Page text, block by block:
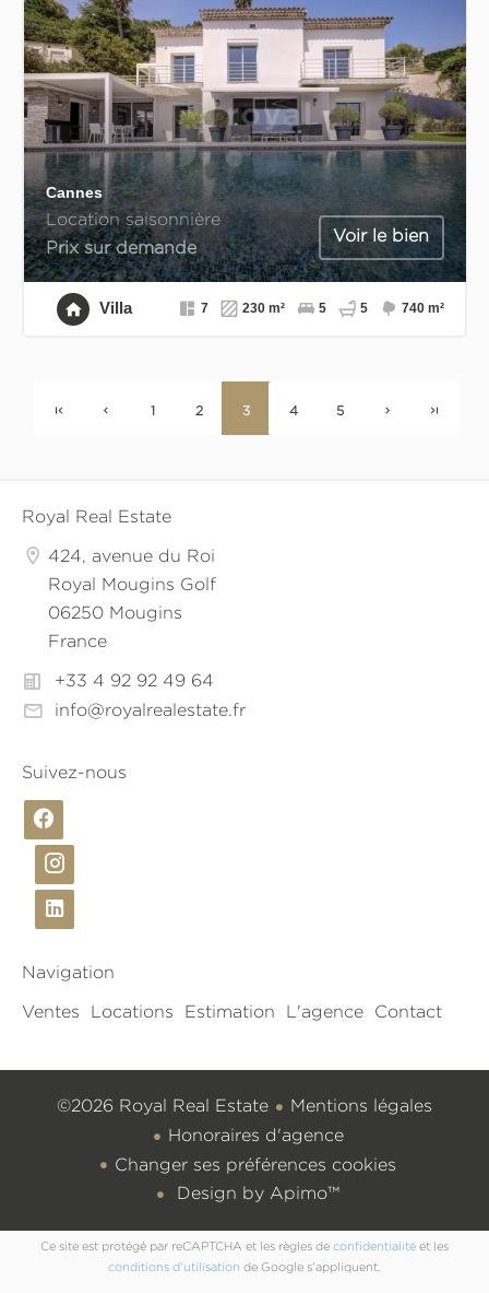
Cannes
Location saisonnière
Prix sur demande
Voir le bien
Villa 7 230 m² 5 5 740 m²
1 2 3 4 5
Royal Real Estate
424, avenue du Roi
Royal Mougins Golf
06250 Mougins
France
+33 4 92 92 49 64
info@royalrealestate.fr
Suivez-nous
Navigation
Ventes Locations Estimation L'agence Contact
©2026 Royal Real Estate
Mentions légales
Honoraires d'agence
Changer ses préférences cookies
Design by Apimo™
Ce site est protégé par reCAPTCHA et les règles de confidentialité et les
conditions d'utilisation de Google s'appliquent.